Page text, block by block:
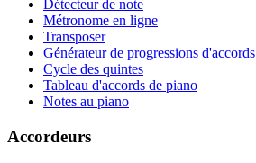
Détecteur de note
Métronome en ligne
Transposer
Générateur de progressions d'accords
Cycle des quintes
Tableau d'accords de piano
Notes au piano
Accordeurs